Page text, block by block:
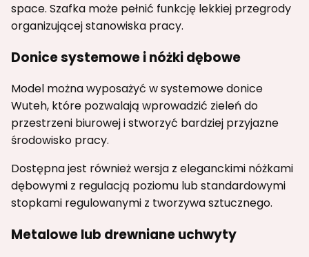
space. Szafka może pełnić funkcję lekkiej przegrody
organizującej stanowiska pracy.
Donice systemowe i nóżki dębowe
Model można wyposażyć w systemowe donice
Wuteh, które pozwalają wprowadzić zieleń do
przestrzeni biurowej i stworzyć bardziej przyjazne
środowisko pracy.
Dostępna jest również wersja z eleganckimi nóżkami
dębowymi z regulacją poziomu lub standardowymi
stopkami regulowanymi z tworzywa sztucznego.
Metalowe lub drewniane uchwyty